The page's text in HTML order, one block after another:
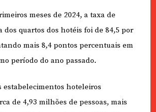
meses de 2024, a taxa de
dos quartos dos hotéis foi de 84,5 por
mais 8,4 pontos percentuais em
período do ano passado.
estabelecimentos hoteleiros
de 4,93 milhões de pessoas, mais